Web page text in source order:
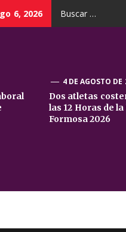
6, 2026
4 DE AGOSTO DE
Dos atletas
las 12 Horas de
Formosa 2026